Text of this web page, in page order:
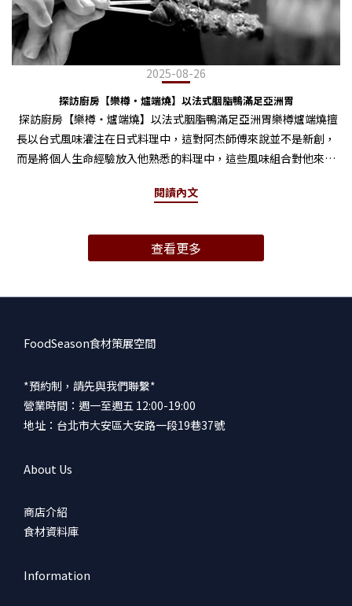
2025-08-26
探訪廚房【樂樽・爐端燒】以法式胭脂鴨滿足亞洲胃
探訪廚房【樂樽・爐端燒】以法式胭脂鴨滿足亞洲胃樂樽爐端燒擅
長以台式風味灌注在日式料理中，這對阿杰師傅來說並不是新創，
而是將個人生命經驗放入他熟悉的料理中，這些風味組合對他來說
誠。 這次的料理是暖暖的鍋物料理「柚子胡椒胭脂鴨胸火鍋」，火
選擇也各有喜好。不僅是口味上的吸引力，火鍋在華人文化中有種
相聚的感受，圓形的鍋就像西方文化對披薩的需求，天氣冷的時候
湯下肚後更需要那一碗熱湯暖胃。湯頭 用大量蔬菜熬煮而成，鍋內
鴨胸經過M240熟成工藝，肉質保有柔軟口感。表皮在烹煮前經過炙
腐，都是能釋放鮮味或吸收鮮甜湯頭的食材。沾醬 鍋物加入柚子胡
椒一起烹煮，濃郁清甜又帶點辛香微辣的湯頭，小火慢煮的過程食
材們好好地吸收了風味，整體很夠味。 〖策展人放大鏡〗鍋物計時
軟化，就代表鍋中其他食材也都達到剛好的熟度。柚子胡椒-漢字大
椒、鹽製作而成的調味品。 「柚子ゆず」在日文中指的是柑橘類的
水果，本身帶有獨特的清香，帶一點酸語清甜爽口。 「胡椒こしょ
加上砂石等製成，這種材質的特性能讓鍋子穩定吸收，並緩慢地釋
閱讀內文
查看更多
FoodSeason食材策展空間
*預約制，請先與我們聯繫*
營業時間：週一至週五 12:00-19:00
地址：台北市大安區大安路一段19巷37號
About Us
商店介紹
食材資料庫
Information